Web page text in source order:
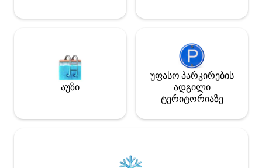
აუზი
უფასო პარკირების
ადგილი
ტერიტორიაზე